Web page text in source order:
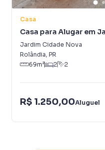
Casa
Casa para Alugar em
Jardim Cidade Nova
Rolândia, PR
69m² 2 2
R$ 1.250,00Aluguel